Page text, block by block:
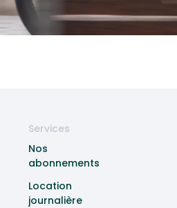
Services
Nos
abonnements
Location
journalière